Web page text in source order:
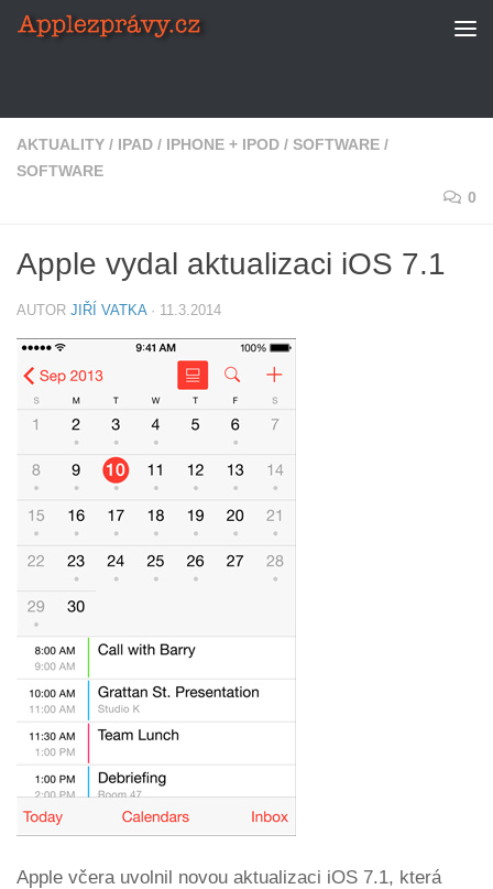
Skip to content
AKTUALITY / IPAD / IPHONE + IPOD / SOFTWARE /
SOFTWARE
0
Apple vydal aktualizaci iOS 7.1
AUTOR JIŘÍ VATKA · 11.3.2014
Apple včera uvolnil novou aktualizaci iOS 7.1, která